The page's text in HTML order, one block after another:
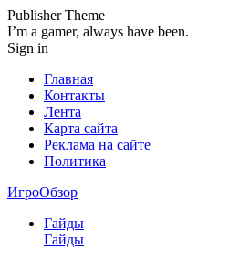
Publisher Theme
I’m a gamer, always have been.
Sign in
Главная
Контакты
Лента
Карта сайта
Реклама на сайте
Политика
ИгроОбзор
Гайды
Гайды